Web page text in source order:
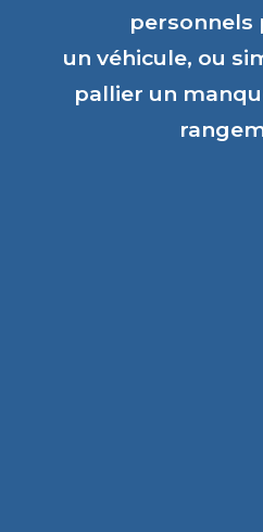
personnels
un véhicule, ou
pallier un